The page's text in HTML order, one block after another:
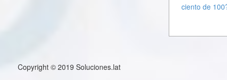
ciento de
Copyright © 2019 Soluciones.lat